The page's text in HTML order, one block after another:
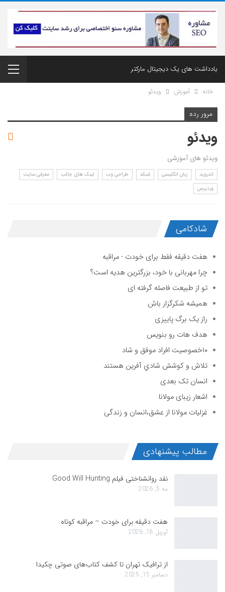
یادداشت های یک دیجیتال مارکتر
خانه آموزش ویدئو
مرور رده
ویدئو
ویدئو های آموزشی
اندروید زبان انگلیسی شبکه طراحی وب لینک های جالب
معرفی سایت
وردپرس
شادکامی
هفت دقیقه فقط برای خودت - مراقبه
چرا مهربانی با خود، بزرگترین هدیه است؟
تو از طبیعت فاصله گرفته ای
همیشه شکرگزار باش
راز یک برگ پاییزی
هدف هات رو بنویس
۱۰خصوصیت افراد موفق و شاد
تلاش و كوشش شادي آفرين هستند
انسان تک بعدی
اشعار زیبای مولانا
غزلیات مولانا از عشق،انسان و زندگی
مطالب پیشنهادی
نقد روانشناختی فیلم Good Will Hunting
مه 5, 2026
هفت دقیقه برای خودت – مراقبه کوتاه
آوریل 18, 2026
از ترافیک تهران تا کشف کتاب‌های صوتی چکیدا
دسامبر 15, 2025